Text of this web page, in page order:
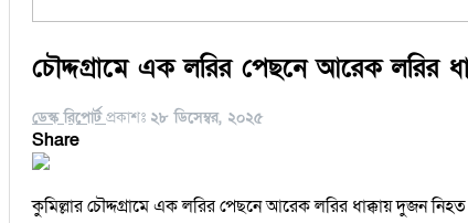
চৌদ্দগ্রামে এক লরির পেছনে আরেক লরির
ডেস্ক রিপোর্ট প্রকাশঃ ২৮ ডিসেম্বর, ২০২৫
Share
কুমিল্লার চৌদ্দগ্রামে এক লরির পেছনে আরেক লরির ধাক্কায় দুজন